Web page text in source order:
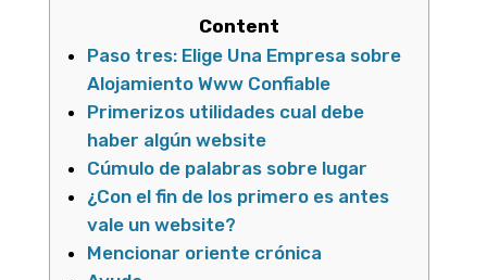
Content
Paso tres: Elige Una Empresa sobre
Alojamiento Www Confiable
Primerizos utilidades cual debe
haber algún website
Cúmulo de palabras sobre lugar
¿Con el fin de los primero es antes
vale un website?
Mencionar oriente crónica